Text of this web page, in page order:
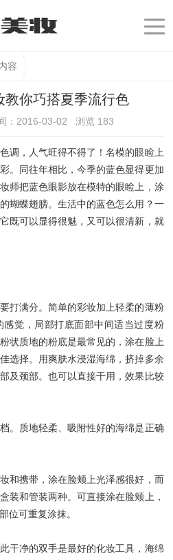
容
教你巧搭夏季流行色
：2016-03-02 浏览 183
，人气旺得不得了！名模的眼睑上
。同往年相比，今季的蓝色显得更加
师把蓝色眼影放在模特的眼睑上，涂
蝴蝶翅膀。生活中的蓝色怎么用？一
既可以显得很魅，又可以很清新，就
满分。简单的彩妆加上轻柔的薄粉
感觉，局部打底面部中间适当过度粉
状质地的粉底是最常见的，涂在脸上
选择。用爽肤水浸湿海绵，挤掉多余
及颈部。也可以直接干用，效果比较
质地轻柔、吸附性好的海绵是正确
携带，涂在脸颊上光泽感很好，而
装和管装两种。可直接涂在脸颊上，
位可重复涂抹。
净的双手是最好的化妆工具，海绵